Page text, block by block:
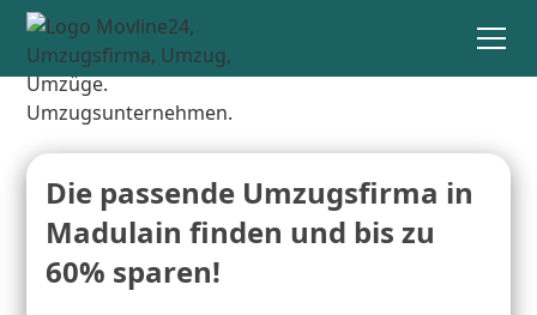
Die passende Umzugsfirma in
Madulain finden und bis zu
60% sparen!